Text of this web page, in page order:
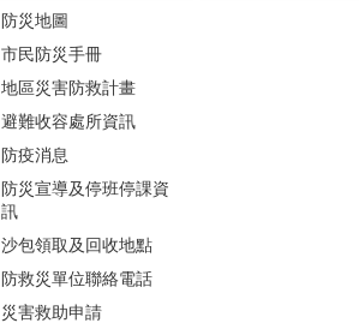
防災地圖
市民防災手冊
地區災害防救計畫
避難收容處所資訊
防疫消息
防災宣導及停班停課資
訊
沙包領取及回收地點
防救災單位聯絡電話
災害救助申請